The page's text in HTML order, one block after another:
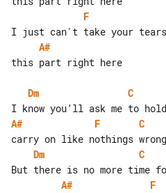
F
A#
this part right here
Dm
C
A#
F
C
Dm
C
A#
F